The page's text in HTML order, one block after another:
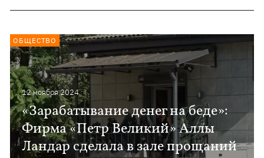
12 ноября 2024
«Зарабатывание денег на беде»:
Фирма «Петр Великий» Аллы
Ландар сделала в зале прощаний
ОБЩЕСТВО